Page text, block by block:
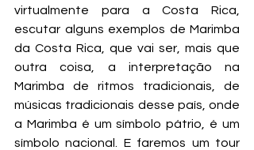
virtualmente para a Costa Rica,
escutar alguns exemplos de Marimba
da Costa Rica, que vai ser, mais que
outra coisa, a interpretação na
Marimba de ritmos tradicionais, de
músicas tradicionais desse país, onde
a Marimba é um símbolo pátrio, é um
símbolo nacional. E faremos um tour